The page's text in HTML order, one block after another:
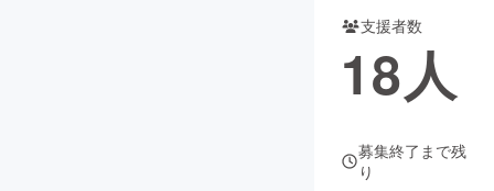
支援者数
18人
募集終了まで残
り